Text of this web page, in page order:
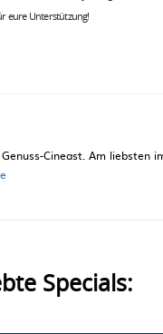
eure Unterstützung!
Cineast. Am liebsten
Specials: